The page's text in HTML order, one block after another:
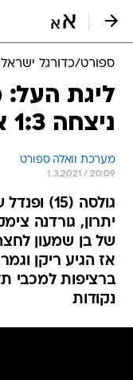
ספורט/כדורגל
ליגת העל:
ניצחה 1:3 את מ.ס. אשדוד
מערכת וואלה ספורט
1.3.2021 / 20:09
של בן שמעון
ברציפות למכבי
נקודות